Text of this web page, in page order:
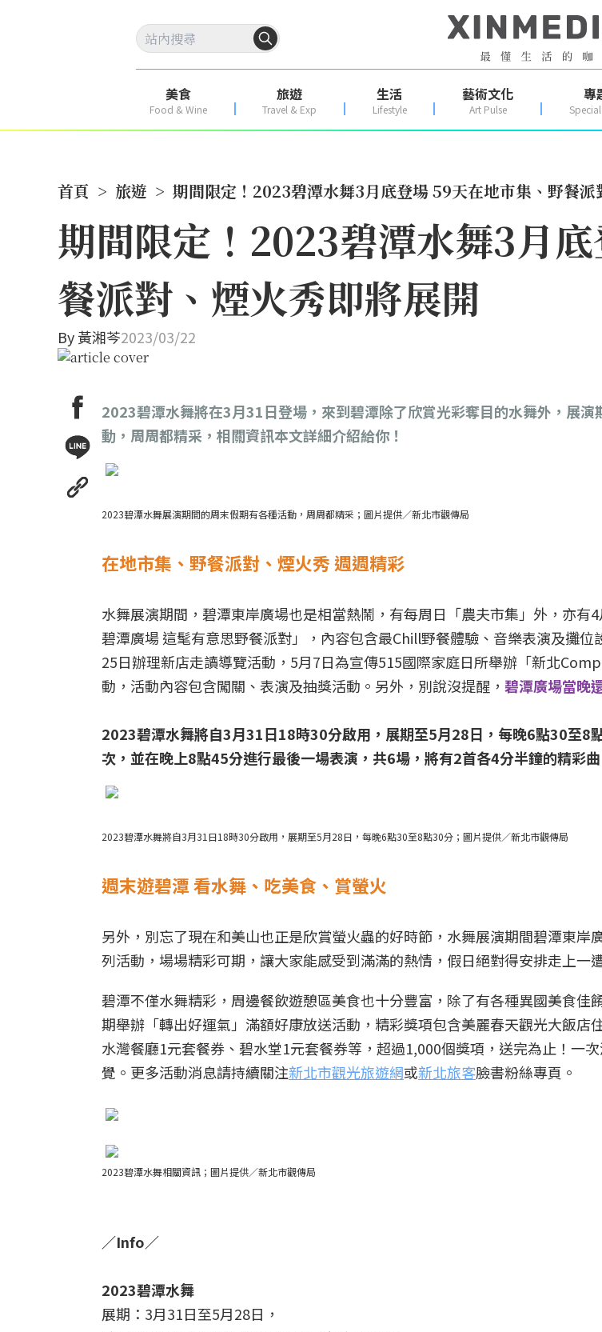
美食
Food & Wine
旅遊
Travel & Exp
生活
Lifestyle
藝術文化
Art Pulse
專
Special
首頁 > 旅遊 > 期間限定！2023碧潭水舞3月底登場 59天在地市集、野餐派
期間限定！2023碧潭水舞3月
餐派對、煙火秀即將展開
By黃湘芩2023/03/22
2023碧潭水舞將在3月31日登場，來到碧潭除了欣賞光彩奪目的水舞外，展演
動，周周都精采，相關資訊本文詳細介紹給你！
2023碧潭水舞展演期間的周末假期有各種活動，周周都精采；圖片提供／新北市觀傳局
在地市集、野餐派對、煙火秀 週週精彩
水舞展演期間，碧潭東岸廣場也是相當熱鬧，有每周日「農夫市集」外，亦有
碧潭廣場 這髦有意思野餐派對」，內容包含最Chill野餐體驗、音樂表演及攤位
25日辦理新店走讀導覽活動，5月7日為宣傳515國際家庭日所舉辦「新北
動，活動內容包含闖關、表演及抽獎活動。另外，別說沒提醒， 碧潭廣場當晚
2023碧潭水舞將自3月31日18時30分啟用，展期至5月28日，每晚6點30至8
次，並在晚上8點45分進行最後一場表演，共6場，將有2首各4分半鐘的精彩曲
2023碧潭水舞將自3月31日18時30分啟用，展期至5月28日，每晚6點30至8點30分；圖片提供／新北市觀傳局
週末遊碧潭 看水舞、吃美食、賞螢火
另外，別忘了現在和美山也正是欣賞螢火蟲的好時節，水舞展演期間碧潭東岸
列活動，場場精彩可期，讓大家能感受到滿滿的熱情，假日絕對得安排走上一
碧潭不僅水舞精彩，周邊餐飲遊憩區美食也十分豐富，除了有各種異國美食佳
期舉辦「轉出好運氣」滿額好康放送活動，精彩獎項包含美麗春天觀光大飯店
水灣餐廳1元套餐券、碧水堂1元套餐券等，超過1,000個獎項，送完為止！一
覺。更多活動消息請持續關注新北市觀光旅遊網或新北旅客臉書粉絲專頁。
2023碧潭水舞相關資訊； 圖片提供／新北市觀傳局
／Info／
2023碧潭水舞
展期：3月31日至5月28日，